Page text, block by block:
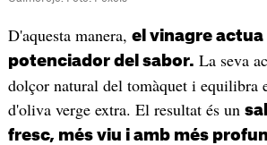
D'aquesta manera, el vinagre actua
potenciador del sabor. La seva
dolçor natural del tomàquet i equilibra
d'oliva verge extra. El resultat és un
fresc, més viu i amb més